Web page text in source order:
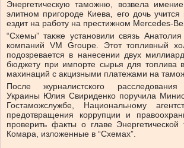
Энергетическую таможню, возвела
элитном пригороде Киева, его дочь
ездит на работу на престижном Mercedes-
“Схемы” также установили связь
компаний VM Groupe. Этот топливный
подозревается в нанесении двух
бюджету при импорте сырья для топлива
махинаций с акцизными платежами на
После журналистского расследования
Украины Юлия Свириденко поручила
Гостаможслужбе, Национальному
предотвращения коррупции и
проверить факты о главе
Комара, изложенные в “Схемах”.